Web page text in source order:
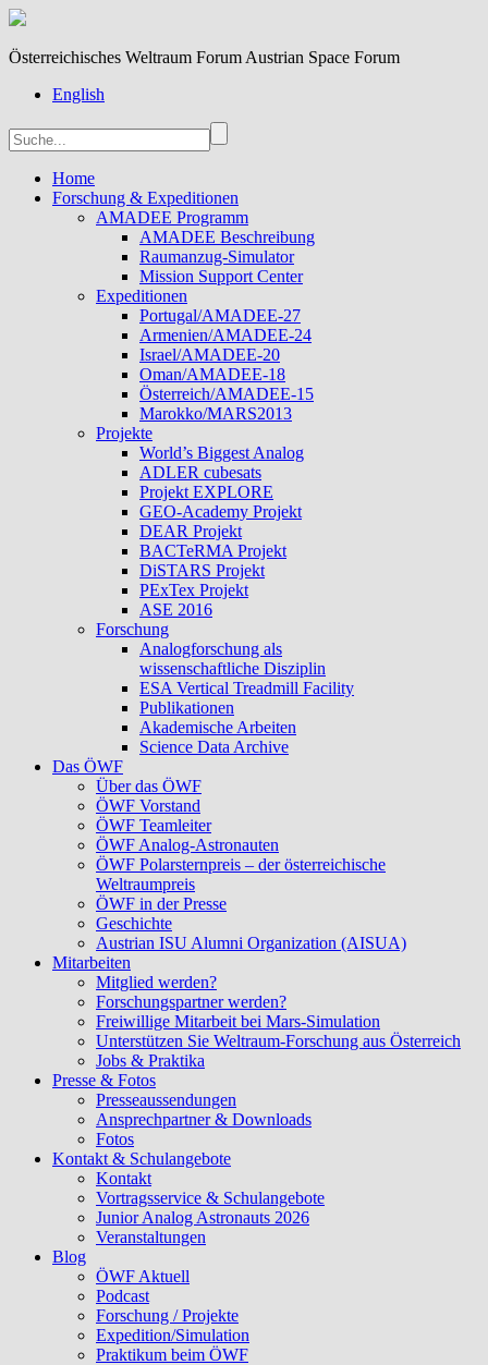
Österreichisches Weltraum Forum Austrian Space Forum
English
Home
Forschung & Expeditionen
AMADEE Programm
AMADEE Beschreibung
Raumanzug-Simulator
Mission Support Center
Expeditionen
Portugal/AMADEE-27
Armenien/AMADEE-24
Israel/AMADEE-20
Oman/AMADEE-18
Österreich/AMADEE-15
Marokko/MARS2013
Projekte
World’s Biggest Analog
ADLER cubesats
Projekt EXPLORE
GEO-Academy Projekt
DEAR Projekt
BACTeRMA Projekt
DiSTARS Projekt
PExTex Projekt
ASE 2016
Forschung
Analogforschung als
wissenschaftliche Disziplin
ESA Vertical Treadmill Facility
Publikationen
Akademische Arbeiten
Science Data Archive
Das ÖWF
Über das ÖWF
ÖWF Vorstand
ÖWF Teamleiter
ÖWF Analog-Astronauten
ÖWF Polarsternpreis – der österreichische
Weltraumpreis
ÖWF in der Presse
Geschichte
Austrian ISU Alumni Organization (AISUA)
Mitarbeiten
Mitglied werden?
Forschungspartner werden?
Freiwillige Mitarbeit bei Mars-Simulation
Unterstützen Sie Weltraum-Forschung aus Österreich
Jobs & Praktika
Presse & Fotos
Presseaussendungen
Ansprechpartner & Downloads
Fotos
Kontakt & Schulangebote
Kontakt
Vortragsservice & Schulangebote
Junior Analog Astronauts 2026
Veranstaltungen
Blog
ÖWF Aktuell
Podcast
Forschung / Projekte
Expedition/Simulation
Praktikum beim ÖWF